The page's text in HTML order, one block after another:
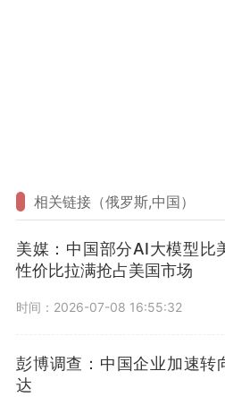
相关链接（俄罗斯,中国）
美媒：中国部分AI大模型比
性价比拉满抢占美国市场
时间：2026-07-08 16:55:32
彭博调查：中国企业加速转
达